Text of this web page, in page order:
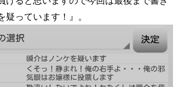
疑っています！』。